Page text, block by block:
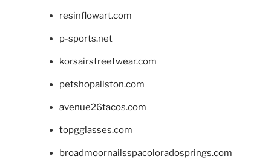
resinflowart.com
p-sports.net
korsairstreetwear.com
petshopallston.com
avenue26tacos.com
topgglasses.com
broadmoornailsspacoloradosprings.com